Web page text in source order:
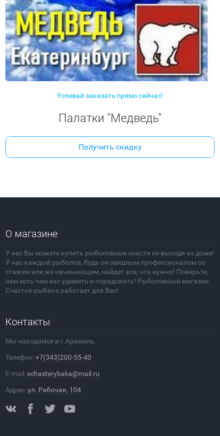
Успевай заказать прямо сейчас!
Палатки "Медведь"
Получить скидку
О магазине
У нас Вы можете купить рыболовные снасти не выходя из дома!
У нас каждый рыболов, будь он заядлым профессионалом со
стажем или же начинающим, найдет все, что нужно! Поверьте,
нам есть чем вас удивить и порадовать! Рыболовный магазин
Счастье-рыбака работает для Вас!
Контакты
Мы находимся в г.Арамиль.
Телефон:+7(343)200-55-40
E-mail: schasterybaka@mail.ru
Адрес:ул. Рабочая, 104